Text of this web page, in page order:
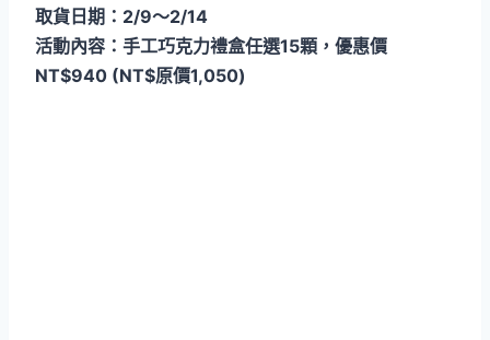
取貨日期：2/9～2/14
活動內容：手工巧克力禮盒任選15顆，優惠價
NT$940 (NT$原價1,050)